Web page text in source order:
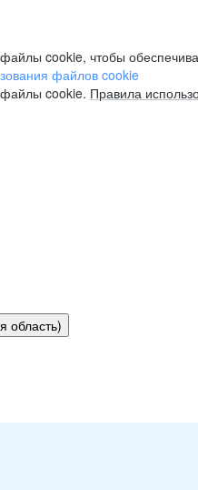
cookie, чтобы
файлов cookie
cookie. Правила
область)